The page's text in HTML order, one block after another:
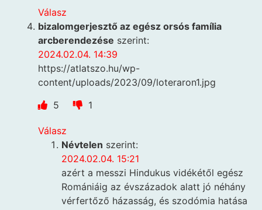
Válasz
bizalomgerjesztő az egész orsós família
arcberendezése szerint:
2024.02.04. 14:39
https://atlatszo.hu/wp-
content/uploads/2023/09/loteraron1.jpg
5
1
Válasz
Névtelen szerint:
2024.02.04. 15:21
azért a messzi Hindukus vidékétől egész
Romániáig az évszázadok alatt jó néhány
vérfertőző házasság, és szodómia hatása